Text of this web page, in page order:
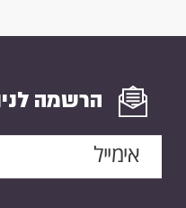
הרשמה